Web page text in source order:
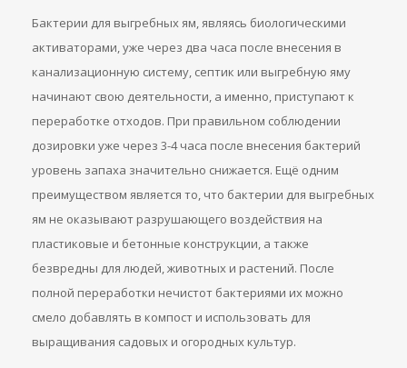
Бактерии для выгребных ям, являясь биологическими
активаторами, уже через два часа после внесения в
канализационную систему, септик или выгребную яму
начинают свою деятельности, а именно, приступают к
переработке отходов. При правильном соблюдении
дозировки уже через 3-4 часа после внесения бактерий
уровень запаха значительно снижается. Ещё одним
преимуществом является то, что бактерии для выгребных
ям не оказывают разрушающего воздействия на
пластиковые и бетонные конструкции, а также
безвредны для людей, животных и растений. После
полной переработки нечистот бактериями их можно
смело добавлять в компост и использовать для
выращивания садовых и огородных культур.